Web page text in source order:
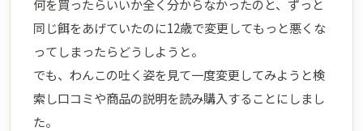
何を買ったらいいか全く分からなかったのと、ずっと
同じ餌をあげていたのに12歳で変更してもっと悪くな
ってしまったらどうしようと。
でも、わんこの吐く姿を見て一度変更してみようと検
索し口コミや商品の説明を読み購入することにしまし
た。